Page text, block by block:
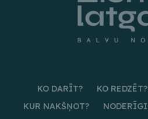
KO DARĪT? KO REDZĒT?
KUR NAKŠŅOT?
NODERĪGI